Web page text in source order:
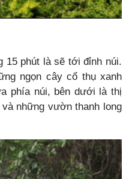
15 phút là sẽ tới đỉnh núi.
ngọn cây cổ thụ xanh
phía núi, bên dưới là thị
những vườn thanh long